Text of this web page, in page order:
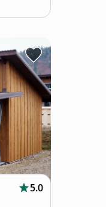
5.0